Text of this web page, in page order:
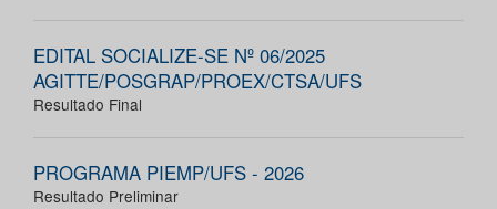
EDITAL SOCIALIZE-SE Nº 06/2025
AGITTE/POSGRAP/PROEX/CTSA/UFS
Resultado Final
PROGRAMA PIEMP/UFS - 2026
Resultado Preliminar